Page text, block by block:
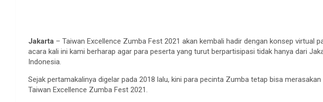
Jakarta – Taiwan Excellence Zumba Fest 2021 akan kembali hadir dengan konsep virtual
acara kali ini kami berharap agar para peserta yang turut berpartisipasi tidak hanya dari
Indonesia.
Sejak pertamakalinya digelar pada 2018 lalu, kini para pecinta Zumba tetap bisa
Taiwan Excellence Zumba Fest 2021.